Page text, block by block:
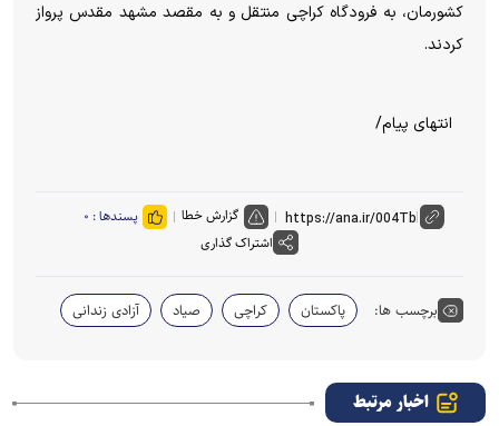
کشورمان، به فرودگاه کراچی منتقل و به مقصد مشهد مقدس پرواز
کردند.
انتهای پیام/
گزارش خطا پسندها : ۰
اشتراک گذاری
برچسب ها: پاکستان کراچی صیاد آزادی زندانی
اخبار مرتبط